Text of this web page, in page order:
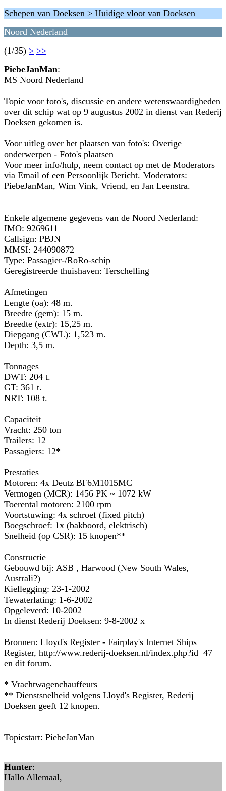
Schepen van Doeksen > Huidige vloot van Doeksen
Noord Nederland
(1/35) > >>
PiebeJanMan:
MS Noord Nederland
Topic voor foto's, discussie en andere wetenswaardigheden
over dit schip wat op 9 augustus 2002 in dienst van Rederij
Doeksen gekomen is.
Voor uitleg over het plaatsen van foto's: Overige
onderwerpen - Foto's plaatsen
Voor meer info/hulp, neem contact op met de Moderators
via Email of een Persoonlijk Bericht. Moderators:
PiebeJanMan, Wim Vink, Vriend, en Jan Leenstra.
Enkele algemene gegevens van de Noord Nederland:
IMO: 9269611
Callsign: PBJN
MMSI: 244090872
Type: Passagier-/RoRo-schip
Geregistreerde thuishaven: Terschelling
Afmetingen
Lengte (oa): 48 m.
Breedte (gem): 15 m.
Breedte (extr): 15,25 m.
Diepgang (CWL): 1,523 m.
Depth: 3,5 m.
Tonnages
DWT: 204 t.
GT: 361 t.
NRT: 108 t.
Capaciteit
Vracht: 250 ton
Trailers: 12
Passagiers: 12*
Prestaties
Motoren: 4x Deutz BF6M1015MC
Vermogen (MCR): 1456 PK ~ 1072 kW
Toerental motoren: 2100 rpm
Voortstuwing: 4x schroef (fixed pitch)
Boegschroef: 1x (bakboord, elektrisch)
Snelheid (op CSR): 15 knopen**
Constructie
Gebouwd bij: ASB , Harwood (New South Wales,
Australi?)
Kiellegging: 23-1-2002
Tewaterlating: 1-6-2002
Opgeleverd: 10-2002
In dienst Rederij Doeksen: 9-8-2002 x
Bronnen: Lloyd's Register - Fairplay's Internet Ships
Register, http://www.rederij-doeksen.nl/index.php?id=47
en dit forum.
* Vrachtwagenchauffeurs
** Dienstsnelheid volgens Lloyd's Register, Rederij
Doeksen geeft 12 knopen.
Topicstart: PiebeJanMan
Hunter:
Hallo Allemaal,